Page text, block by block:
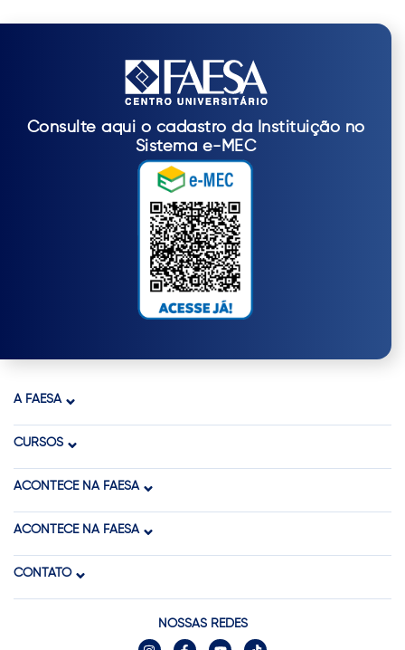
Consulte aqui o cadastro da Instituição no
Sistema e-MEC
A FAESA
CURSOS
ACONTECE NA FAESA
ACONTECE NA FAESA
CONTATO
NOSSAS REDES